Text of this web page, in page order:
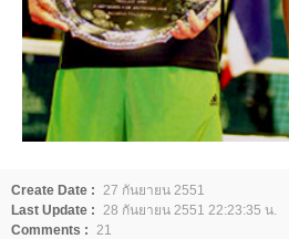
Create Date :
27 กันยายน 2551
Last Update :
28 กันยายน 2551 22:23:35 น.
Comments :
21